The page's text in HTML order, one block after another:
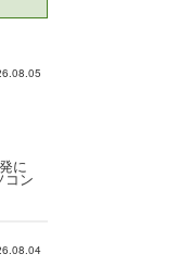
に
コン